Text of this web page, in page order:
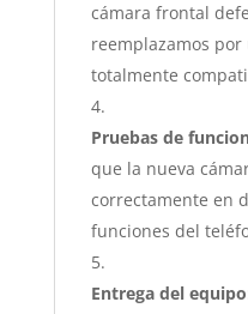
cámara frontal
reemplazamos
totalmente
Pruebas de
que la nueva
correctamente en
funciones del
Entrega del equipo